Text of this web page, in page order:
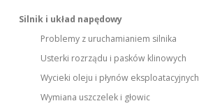
Silnik i układ napędowy
Problemy z uruchamianiem silnika
Usterki rozrządu i pasków klinowych
Wycieki oleju i płynów eksploatacyjnych
Wymiana uszczelek i głowic